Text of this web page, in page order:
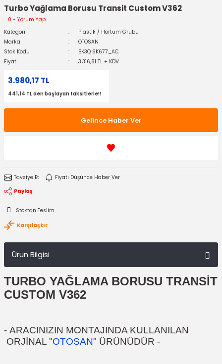
Turbo Yağlama Borusu Transit Custom V362
0 - Yorum Yap
Kategori
Plastik / Hortum Grubu
Marka
OTOSAN
Stok Kodu
BK3Q 6K677_AC
Fiyat
3.316,81 TL + KDV
3.980,17 TL
441,14 TL den başlayan taksitlerle!!
Gelince Haber Ver
Tavsiye Et
Fiyatı Düşünce Haber Ver
Paylaş
Stoktan Teslim
Karşılaştır
Ürün Bilgisi
TURBO YAĞLAMA BORUSU TRANSİT
CUSTOM V362
- ARACINIZIN MONTAJINDA KULLANILAN
ORJİNAL "OTOSAN" ÜRÜNÜDÜR -